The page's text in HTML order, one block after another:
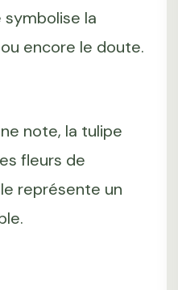
symbolise la
encore le doute.
note, la tulipe
fleurs de
représente un